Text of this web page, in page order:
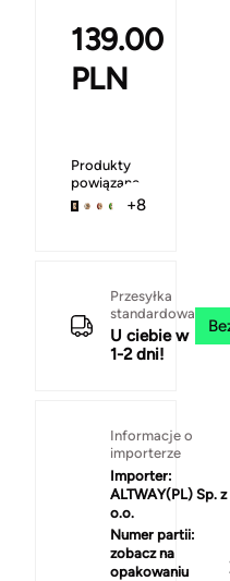
139.00
PLN
Produkty
powiązane
+8
Przesyłka
standardowa
U ciebie w
1-2 dni!
Informacje o
importerze
Importer:
ALTWAY(PL) Sp. z
o.o.
Numer partii:
zobacz na
opakowaniu